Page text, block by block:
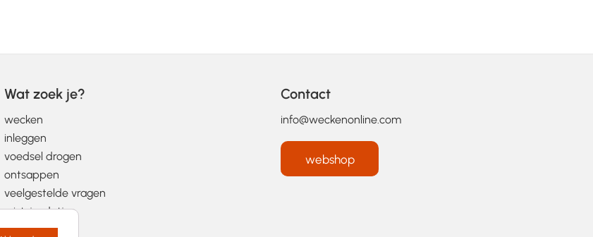
Wat zoek je?
wecken
inleggen
voedsel drogen
ontsappen
veelgestelde vragen
wist-je-datjes
Contact
info@weckenonline.com
webshop